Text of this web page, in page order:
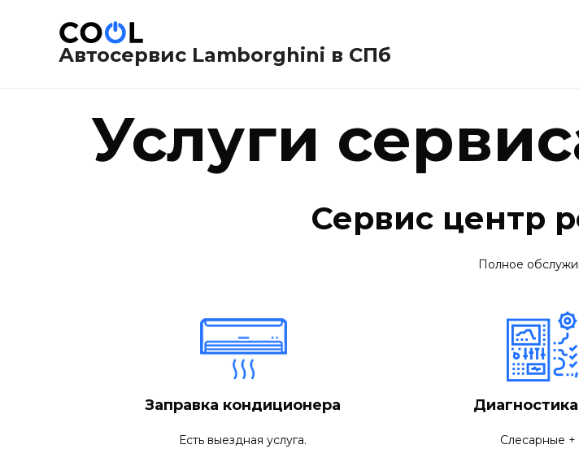
содержимомуАвтосервис Lamborghini в СПб
Услуги
Сервис центр
Полное
Заправка кондиционера
Есть выездная услуга. Слесарные +